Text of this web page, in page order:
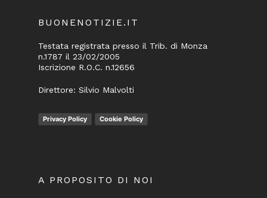
BUONENOTIZIE.IT
Testata registrata presso il Trib. di Monza
n.1787 il 23/02/2005
Iscrizione R.O.C. n.12656
Direttore: Silvio Malvolti
Privacy Policy Cookie Policy
A PROPOSITO DI NOI